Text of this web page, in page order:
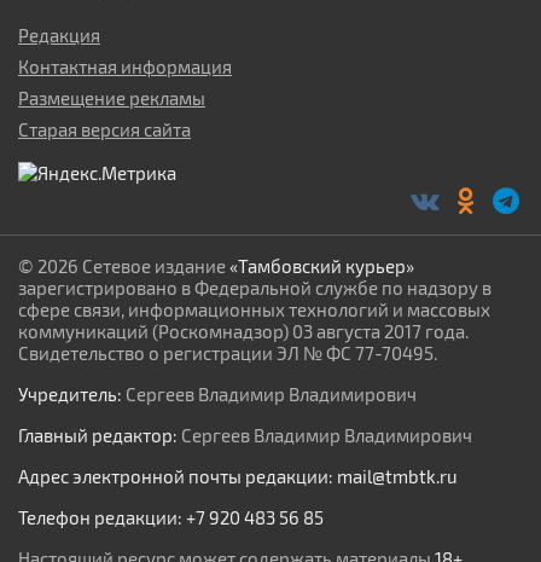
Редакция
Контактная информация
Размещение рекламы
Старая версия сайта
© 2026 Сетевое издание«Тамбовский курьер»
зарегистрировано в Федеральной службе по надзору в
сфере связи, информационных технологий и массовых
коммуникаций (Роскомнадзор) 03 августа 2017 года.
Свидетельство о регистрации ЭЛ № ФС 77-70495.
Учредитель: Сергеев Владимир Владимирович
Главный редактор: Сергеев Владимир Владимирович
Адрес электронной почты редакции: mail@tmbtk.ru
Телефон редакции: +7 920 483 56 85